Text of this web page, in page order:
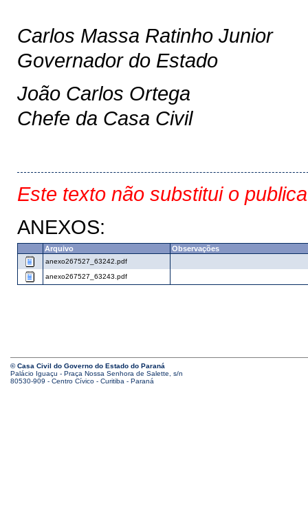
Carlos Massa Ratinho Junior
Governador do Estado
João Carlos Ortega
Chefe da Casa Civil
Este texto não substitui o
ANEXOS:
Arquivo Observações
anexo267527_63242.pdf
anexo267527_63243.pdf
© Casa Civil do Governo do Estado do Paraná
Palácio Iguaçu - Praça Nossa Senhora de Salette, s/n
80530-909 - Centro Cívico - Curitiba - Paraná